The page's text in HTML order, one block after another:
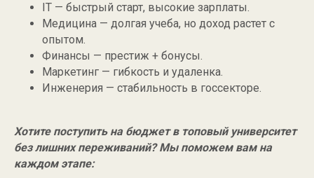
IT — быстрый старт, высокие зарплаты.
Медицина — долгая учеба, но доход растет с
опытом.
Финансы — престиж + бонусы.
Маркетинг — гибкость и удаленка.
Инженерия — стабильность в госсекторе.
Хотите поступить на бюджет в топовый университет
без лишних переживаний? Мы поможем вам на
каждом этапе: